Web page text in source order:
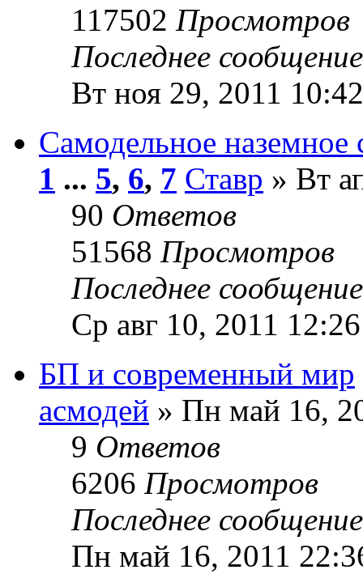
117502 Просмотров
Последнее
Вт ноя 29, 2011 10:42
Самодельное наземное
1 ... 5, 6, 7 Ставр » Вт
90 Ответов
51568 Просмотров
Последнее
Ср авг 10, 2011 12:26
БП и современный мир
асмодей » Пн май 16,
9 Ответов
6206 Просмотров
Последнее
Пн май 16, 2011